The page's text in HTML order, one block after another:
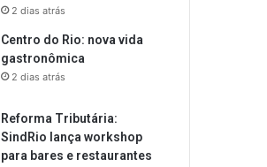
2 dias atrás
Centro do Rio: nova vida
gastronômica
2 dias atrás
Reforma Tributária:
SindRio lança workshop
para bares e restaurantes